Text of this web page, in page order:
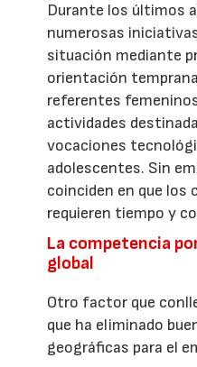
Durante los últimos
numerosas
situación mediante
orientación
referentes
actividades
vocaciones
adolescentes. Sin
coinciden en que los
requieren tiempo y
La competencia
global
Otro factor que
que ha eliminado
geográficas para el